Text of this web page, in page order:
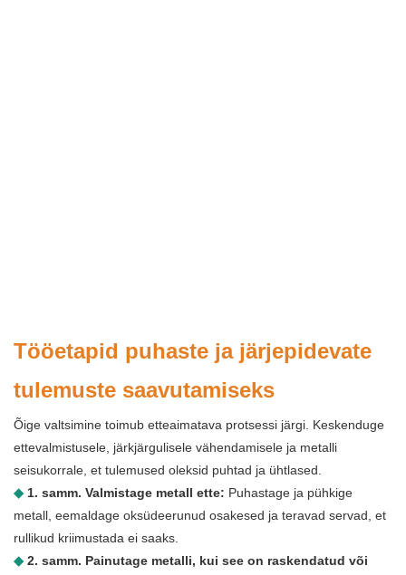
Tööetapid puhaste ja järjepidevate
tulemuste saavutamiseks
Õige valtsimine toimub etteaimatava protsessi järgi. Keskenduge
ettevalmistusele, järkjärgulisele vähendamisele ja metalli
seisukorrale, et tulemused oleksid puhtad ja ühtlased.
◆1. samm. Valmistage metall ette: Puhastage ja pühkige
metall, eemaldage oksüdeerunud osakesed ja teravad servad, et
rullikud kriimustada ei saaks.
◆2. samm. Painutage metalli, kui see on raskendatud või